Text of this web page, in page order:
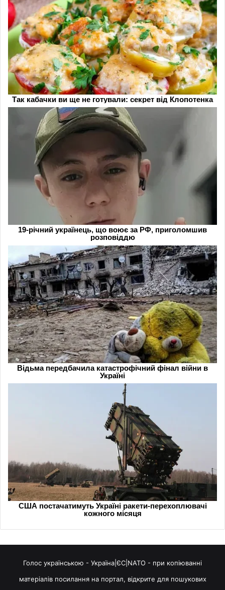
Голос українською - Україна|ЄС|NATO - при копіюванні
матеріалів посилання на портал, відкрите для пошукових